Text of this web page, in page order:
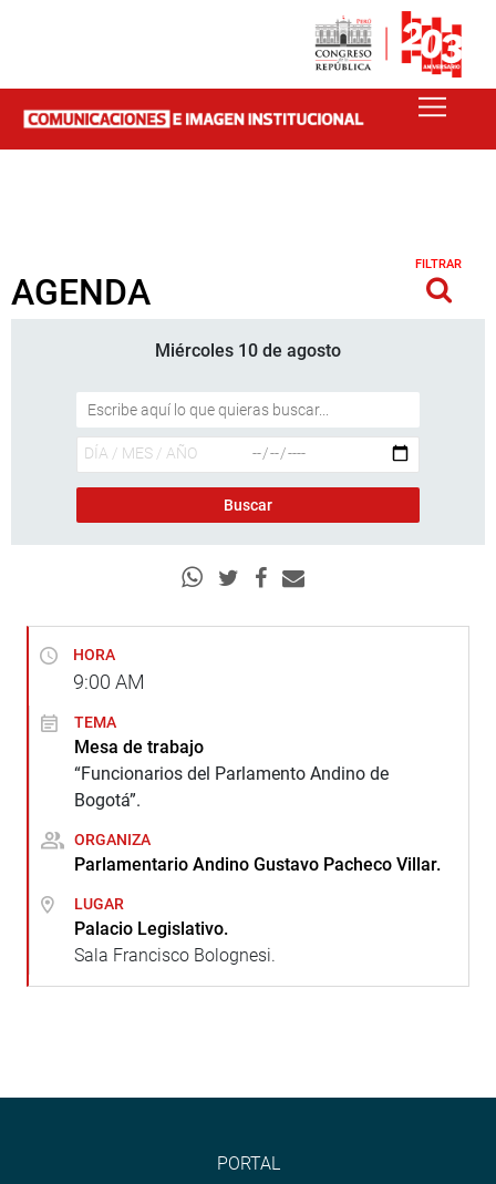
AGENDA
FILTRAR
Miércoles 10 de agosto
HORA
9:00 AM
TEMA
Mesa de trabajo
“Funcionarios del Parlamento Andino de
Bogotá”.
ORGANIZA
Parlamentario Andino Gustavo Pacheco Villar.
LUGAR
Palacio Legislativo.
Sala Francisco Bolognesi.
PORTAL